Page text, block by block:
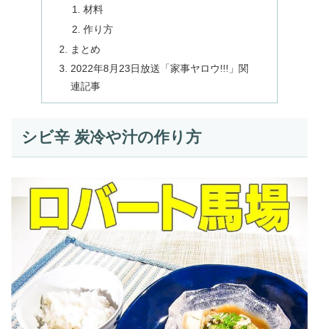
材料
作り方
まとめ
2022年8月23日放送「家事ヤロウ!!!」関
連記事
シビ辛 炭冷や汁の作り方